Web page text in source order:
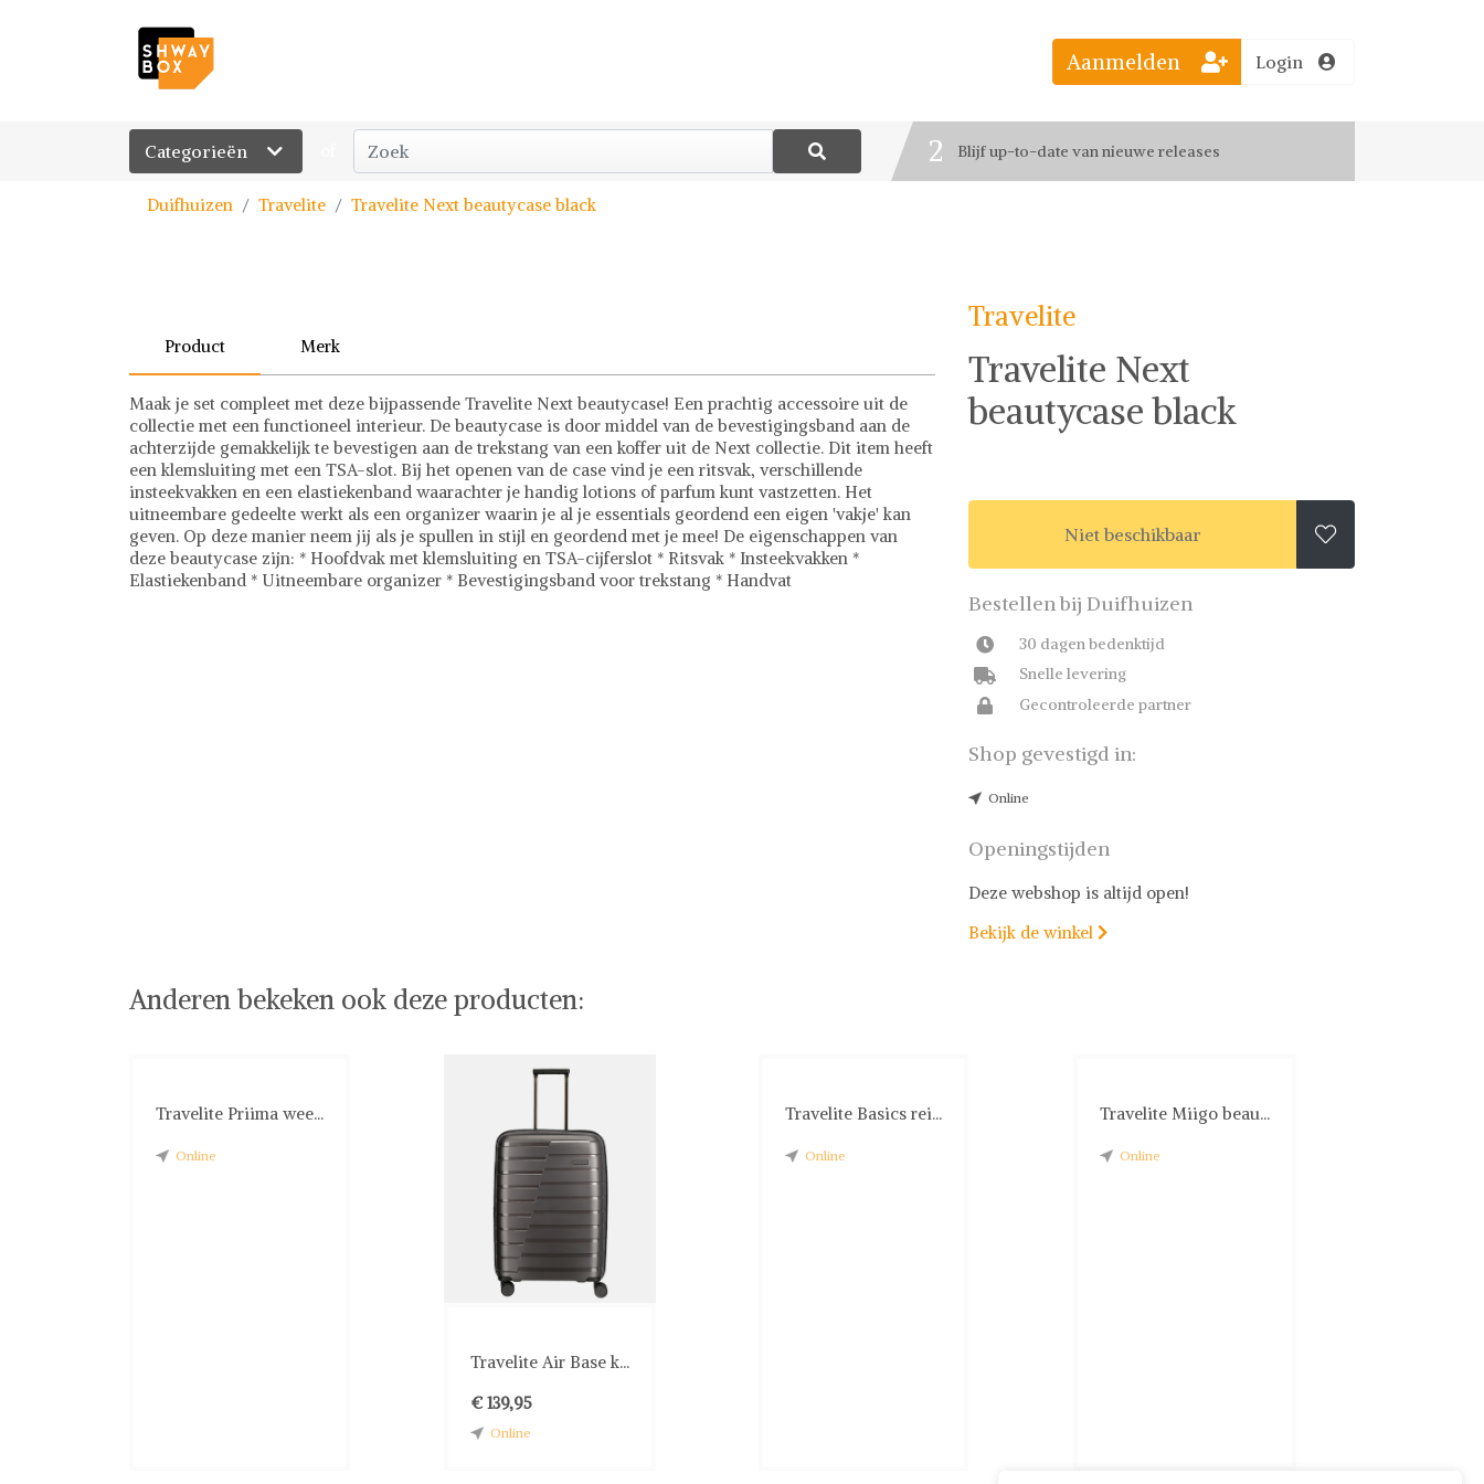
Categorieën
Bestel jouw favoriete looks
2 Blijf up-to-date van nieuwe releases
Aanmelden Login
Duifhuizen Travelite Travelite Next beautycase black
Product Merk
Maak je set compleet met deze bijpassende Travelite Next beautycase! Een prachtig accessoire uit de
collectie met een functioneel interieur. De beautycase is door middel van de bevestigingsband aan de
achterzijde gemakkelijk te bevestigen aan de trekstang van een koffer uit de Next collectie. Dit item heeft
een klemsluiting met een TSA-slot. Bij het openen van de case vind je een ritsvak, verschillende
insteekvakken en een elastiekenband waarachter je handig lotions of parfum kunt vastzetten. Het
uitneembare gedeelte werkt als een organizer waarin je al je essentials geordend een eigen 'vakje' kan
geven. Op deze manier neem jij als je spullen in stijl en geordend met je mee! De eigenschappen van
deze beautycase zijn: * Hoofdvak met klemsluiting en TSA-cijferslot * Ritsvak * Insteekvakken *
Elastiekenband * Uitneembare organizer * Bevestigingsband voor trekstang * Handvat
Travelite
Travelite Next
beautycase black
Niet beschikbaar 
Bestellen bij Duifhuizen
30 dagen bedenktijd
Snelle levering
Gecontroleerde partner
Shop gevestigd in:
Online
Openingstijden
Deze webshop is altijd open!
Bekijk de winkel 
Anderen bekeken ook deze producten:
Travelite Priima wee...
Online
Travelite Air Base k...
€ 139,95
Online
Travelite Basics rei...
Online
Travelite Miigo beau...
Online